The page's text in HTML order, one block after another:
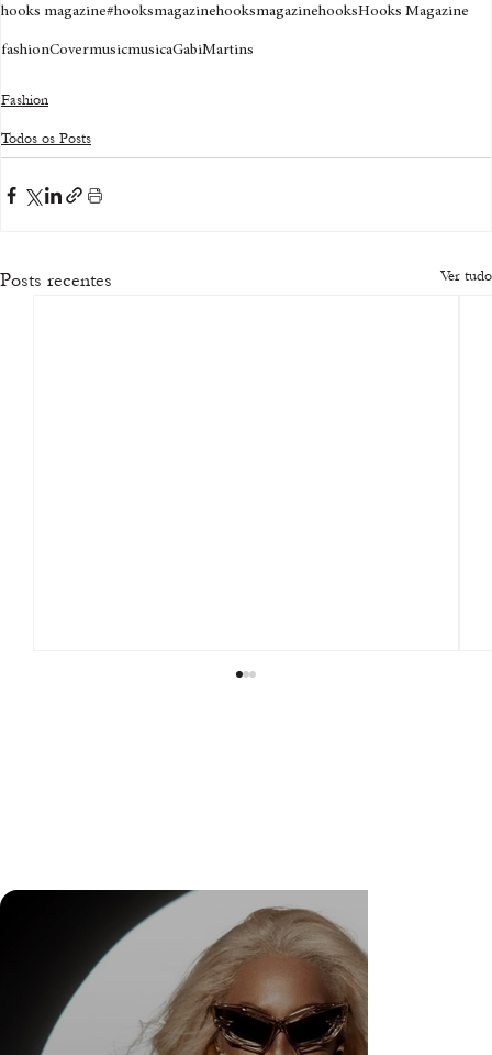
hooks magazine#hooksmagazinehooksmagazinehooksHooks Magazine
fashionCovermusicmusicaGabiMartins
Fashion
Todos os Posts
Posts recentes Ver tudo
Calvin Klein apresenta a última coleção com a
campanha Primavera de 2022: Todos juntos